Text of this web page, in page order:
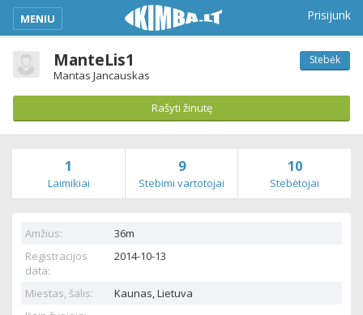
kimba_base_header_mobile_menu_toggle
MENIU Prisijunk
ManteLis1
Mantas Jancauskas
Stebėk
Rašyti žinutę
1
Laimikiai
9
Stebimi vartotojai
10
Stebėtojai
Amžius:
36m
Registracijos
data:
2014-10-13
Miestas, šalis: Kaunas,Lietuva